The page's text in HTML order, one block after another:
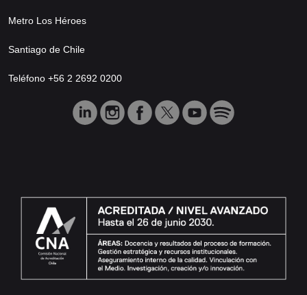
Metro Los Héroes
Santiago de Chile
Teléfono +56 2 2692 0200